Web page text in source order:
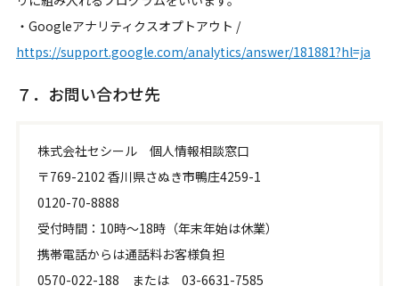
・Googleアナリティクスオプトアウト /
https://support.google.com/analytics/answer/181881?hl=ja
７．お問い合わせ先
株式会社セシール 個人情報相談窓口
〒769-2102 香川県さぬき市鴨庄4259-1
0120-70-8888
受付時間：10時～18時（年末年始は休業）
携帯電話からは通話料お客様負担
0570-022-188 または 03-6631-7585